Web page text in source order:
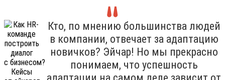
Кто, по мнению большинства людей
в компании, отвечает за адаптацию
новичков? Эйчар! Но мы прекрасно
понимаем, что успешность